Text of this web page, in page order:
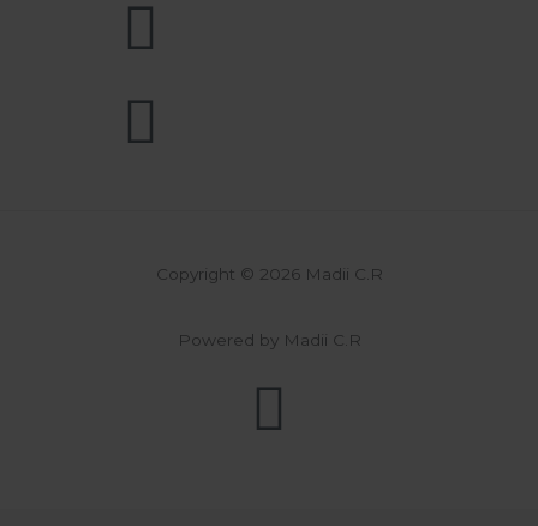
Copyright © 2026 Madii C.R
Powered by Madii C.R